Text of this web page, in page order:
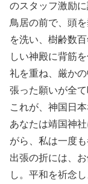
のスタッフ激励
鳥居の前で、頭
を洗い、樹齢数
しい神殿に背筋
礼を重ね、厳か
張った願いが全
これが、神国日
あなたは靖国神
がら、私は一度
出張の折には、
し。平和を祈念